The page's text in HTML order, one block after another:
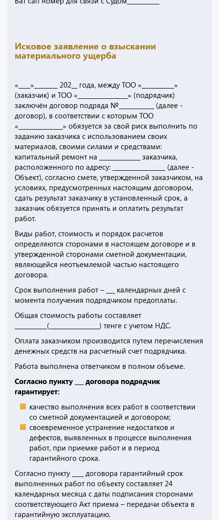
Исковое заявление о взыскании
материального ущерба
«____»________ 202__ года, между ТОО «___________»
(заказчик) и ТОО «_________________» (подрядчик)
заключён договор подряда №____________ (далее -
договор), в соответствии с которым ТОО
«_______________» обязуется за свой риск выполнить по
заданию заказчика с использованием своих
материалов, своими силами и средствами:
капитальный ремонт на ______________ заказчика,
расположенного по адресу: __________________ (далее -
Объект), согласно смете, утвержденной заказчиком, на
условиях, предусмотренных настоящим договором,
сдать результат заказчику в установленный срок, а
заказчик обязуется принять и оплатить результат
работ.
Виды работ, стоимость и порядок расчетов
определяются сторонами в настоящем договоре и в
утвержденной сторонами сметной документации,
являющейся неотъемлемой частью настоящего
договора.
Срок выполнения работ – ___ календарных дней с
момента получения подрядчиком предоплаты.
Общая стоимость работы составляет
___________(_________________) тенге с учетом НДС.
Оплата заказчиком производится путем перечисления
денежных средств на расчетный счет подрядчика.
Работа выполнена ответчиком в полном объеме.
Согласно пункту ___ договора подрядчик
гарантирует:
качество выполнения всех работ в соответствии
со сметной документацией и договором;
своевременное устранение недостатков и
дефектов, выявленных в процессе выполнения
работ, при приемке работ и в период
гарантийного срока.
Согласно пункту ____ договора гарантийный срок
выполненных работ по объекту составляет 24
календарных месяца с даты подписания сторонами
соответствующего Акт приема – передачи объекта в
гарантийную эксплуатацию.